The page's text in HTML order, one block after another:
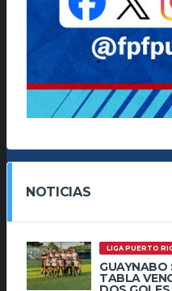
NOTICIAS
LIGA PUERTO
GUAYNABO
TABLA